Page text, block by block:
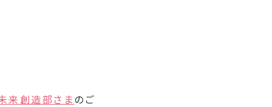
来創造部さまのご